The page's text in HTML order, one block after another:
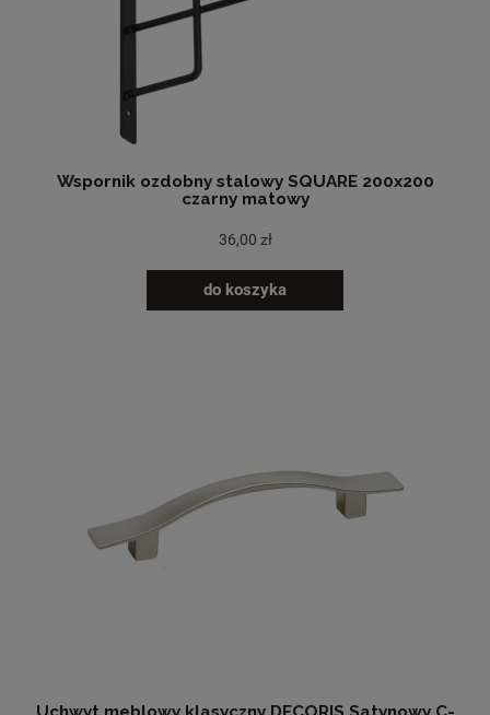
Wspornik ozdobny stalowy SQUARE 200x200
czarny matowy
36,00 zł
do koszyka